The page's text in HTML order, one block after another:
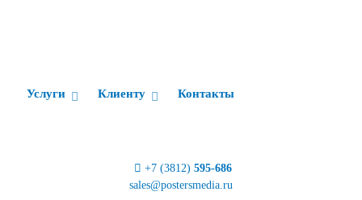
Услуги Клиенту Контакты
+7 (3812)595-686
sales@postersmedia.ru